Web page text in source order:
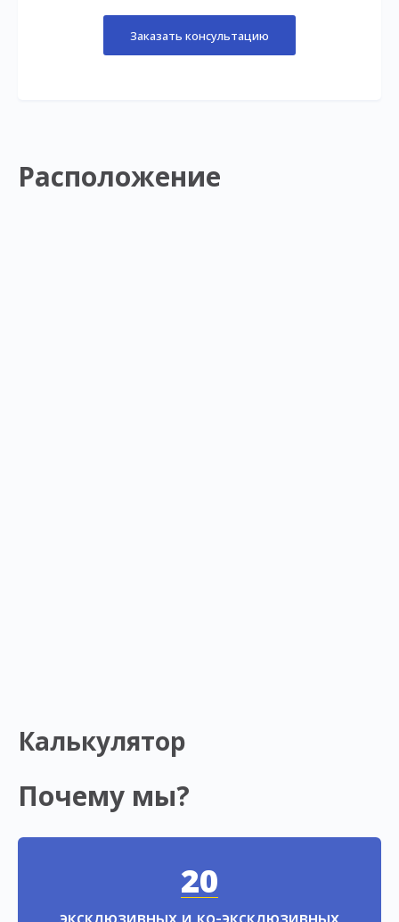
Заказать консультацию
Расположение
Калькулятор
Почему мы?
20
эксклюзивных и ко-эксклюзивных